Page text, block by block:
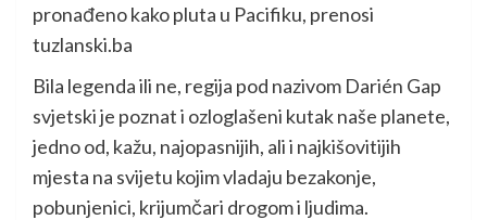
pronađeno kako pluta u Pacifiku, prenosi
tuzlanski.ba
Bila legenda ili ne, regija pod nazivom Darién Gap
svjetski je poznat i ozloglašeni kutak naše planete,
jedno od, kažu, najopasnijih, ali i najkišovitijih
mjesta na svijetu kojim vladaju bezakonje,
pobunjenici, krijumčari drogom i ljudima.